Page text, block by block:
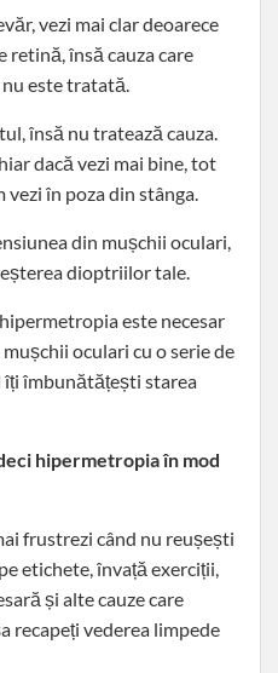
vezi mai clar deoarece
retină, însă cauza care
nu este tratată.
însă nu tratează cauza.
dacă vezi mai bine, tot
în poza din stânga.
din mușchii oculari,
dioptriilor tale.
este necesar
oculari cu o serie de
îmbunătățești starea
hipermetropia în mod
frustrezi când nu reușești
etichete, învață exerciții,
și alte cauze care
recapeți vederea limpede